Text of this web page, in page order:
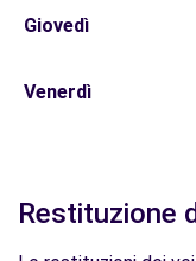
Giovedì
Venerdì
Restituzione